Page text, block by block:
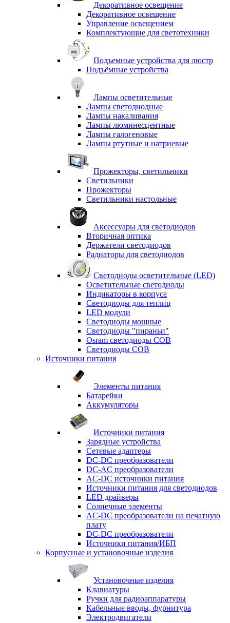
Декоративное освещение
Декоративное освещение
Управление освещением
Комплектующие для светотехники
Подъемные устройства для люстр
Подъёмные устройства
Лампы осветительные
Лампы светодиодные
Лампы накаливания
Лампы люминесцентные
Лампы галогеновые
Лампы ртутные и натриевые
Прожекторы, светильники
Светильники
Прожекторы
Светильники настольные
Аксессуары для светодиодов
Вторичная оптика
Держатели светодиодов
Радиаторы для светодиодов
Светодиоды осветительные (LED)
Осветительные светодиоды
Индикаторы в корпусе
Светодиоды для теплиц
LED модули
Светодиоды мощные
Светодиоды "пираньи"
Osram светодиоды COB
Светодиоды COB
Источники питания
Элементы питания
Батарейки
Аккумуляторы
Источники питания
Зарядные устройства
Сетевые адаптеры
DC-DC преобразователи
DC-AC преобразователи
AC-DC источники питания
Источники питания для светодиодов
LED драйверы
Солнечные элементы
AC-DC преобразователи на печатную
плату
DC-DC преобразователи
Источники питания/ИБП
Корпусные и установочные изделия
Установочные изделия
Клавиатуры
Ручки для радиоаппаратуры
Кабельные вводы, фурнитура
Электродвигатели